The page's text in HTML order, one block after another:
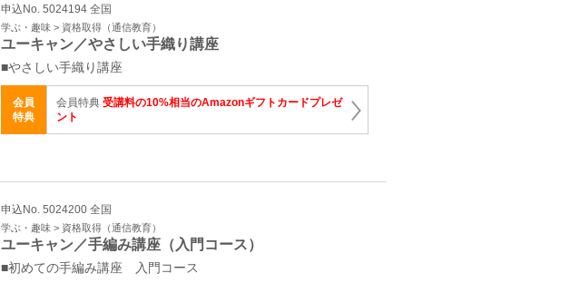
申込No. 5024194 全国
学ぶ・趣味 > 資格取得（通信教育）
ユーキャン／やさしい手織り講座
■やさしい手織り講座
会員
特典
会員特典 受講料の10%相当のAmazonギフトカードプレゼ
ント
申込No. 5024200 全国
学ぶ・趣味 > 資格取得（通信教育）
ユーキャン／手編み講座（入門コース）
■初めての手編み講座 入門コース